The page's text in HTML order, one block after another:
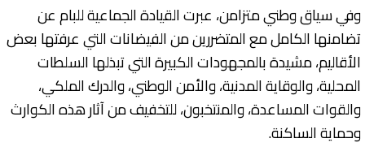
وفي سياق وطني متزامن، عبرت القيادة الجماعية للبام عن
تضامنها الكامل مع المتضررين من الفيضانات التي عرفتها بعض
الأقاليم، مشيدة بالمجهودات الكبيرة التي تبذلها السلطات
المحلية، والوقاية المدنية، والأمن الوطني، والدرك الملكي،
والقوات المساعدة، والمنتخبون، للتخفيف من آثار هذه الكوارث
وحماية الساكنة.